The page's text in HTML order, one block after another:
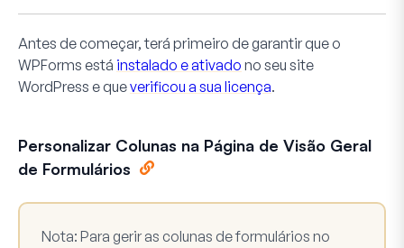
Antes de começar, terá primeiro de garantir que o
WPForms está instalado e ativado no seu site
WordPress e queverificou a sua licença.
Personalizar Colunas na Página de Visão Geral
de Formulários
Nota: Para gerir as colunas de formulários no